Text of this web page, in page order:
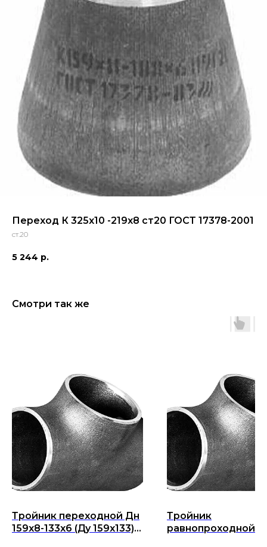
Переход К 325х10 -219х8 ст20 ГОСТ 17378-2001
ст.20
5 244 р.
Смотри так же
Тройник переходной Дн
159х8-133х6 (Ду 159х133)
Тройник
равнопроходной